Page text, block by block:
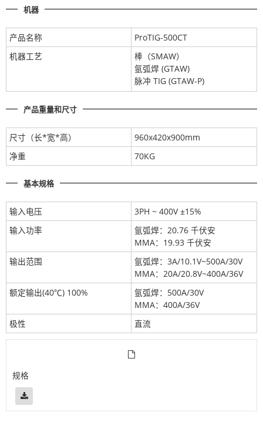
机器
产品名称
ProTIG-500CT
机器工艺
棒（SMAW）
氩弧焊 (GTAW)
脉冲 TIG (GTAW-P)
产品重量和尺寸
尺寸（长*宽*高）
960x420x900mm
净重
70KG
基本规格
输入电压
3PH ~ 400V ±15%
输入功率
氩弧焊：20.76 千伏安
MMA：19.93 千伏安
输出范围
氩弧焊：3A/10.1V~500A/30V
MMA：20A/20.8V~400A/36V
额定输出(40℃) 100%
氩弧焊：500A/30V
MMA：400A/36V
极性
直流
规格